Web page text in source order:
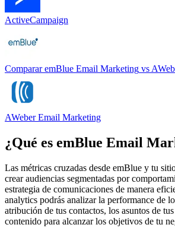
ActiveCampaign
Comparar emBlue Email Marketing vs
AWeber Email Marketing
¿Qué es emBlue Email
Las métricas cruzadas desde emBlue y tu
crear audiencias segmentadas por
estrategia de comunicaciones de manera
analytics podrás analizar la performance de
atribución de tus contactos, los asuntos de
contenido para alcanzar los objetivos de tu